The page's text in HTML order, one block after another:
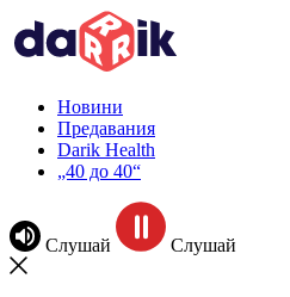
Новини
Предавания
Darik Health
„40 до 40“
Слушай Слушай